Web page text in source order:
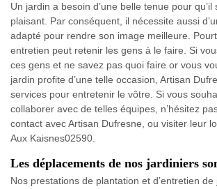
Un jardin a besoin d’une belle tenue pour qu’il
plaisant. Par conséquent, il nécessite aussi
adapté pour rendre son image meilleure.
entretien peut retenir les gens à le faire. Si
ces gens et ne savez pas quoi faire or vous
jardin profite d’une telle occasion, Artisan
services pour entretenir le vôtre. Si vous
collaborer avec de telles équipes, n’hésitez
contact avec Artisan Dufresne, ou visiter leur
Aux Kaisnes02590.
Les déplacements de nos jardiniers
Nos prestations de plantation et d’entretien